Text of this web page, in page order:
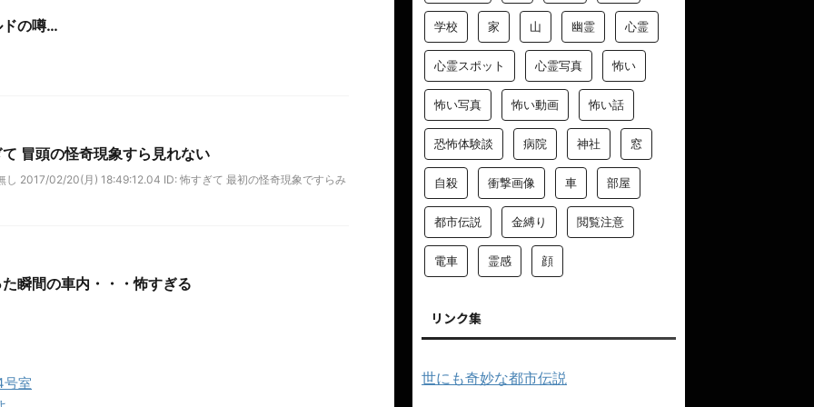
ドの噂…
冒頭の怪奇現象すら見れない
し 2017/02/20(月) 18:49:12.04 ID: 怖すぎて 最初の怪奇現象ですらみ
瞬間の車内・・・怖すぎる
号室
学校 家 山 幽霊 心霊
心霊スポット 心霊写真 怖い
怖い写真 怖い動画 怖い話
恐怖体験談 病院 神社 窓
自殺 衝撃画像 車 部屋
都市伝説 金縛り 閲覧注意
電車 霊感 顔
リンク集
世にも奇妙な都市伝説